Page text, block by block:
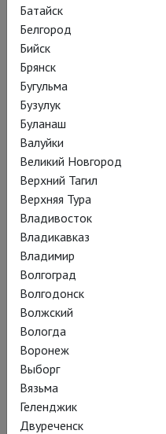
Батайск
Белгород
Бийск
Брянск
Бугульма
Бузулук
Буланаш
Валуйки
Великий Новгород
Верхний Тагил
Верхняя Тура
Владивосток
Владикавказ
Владимир
Волгоград
Волгодонск
Волжский
Вологда
Воронеж
Выборг
Вязьма
Геленджик
Двуреченск